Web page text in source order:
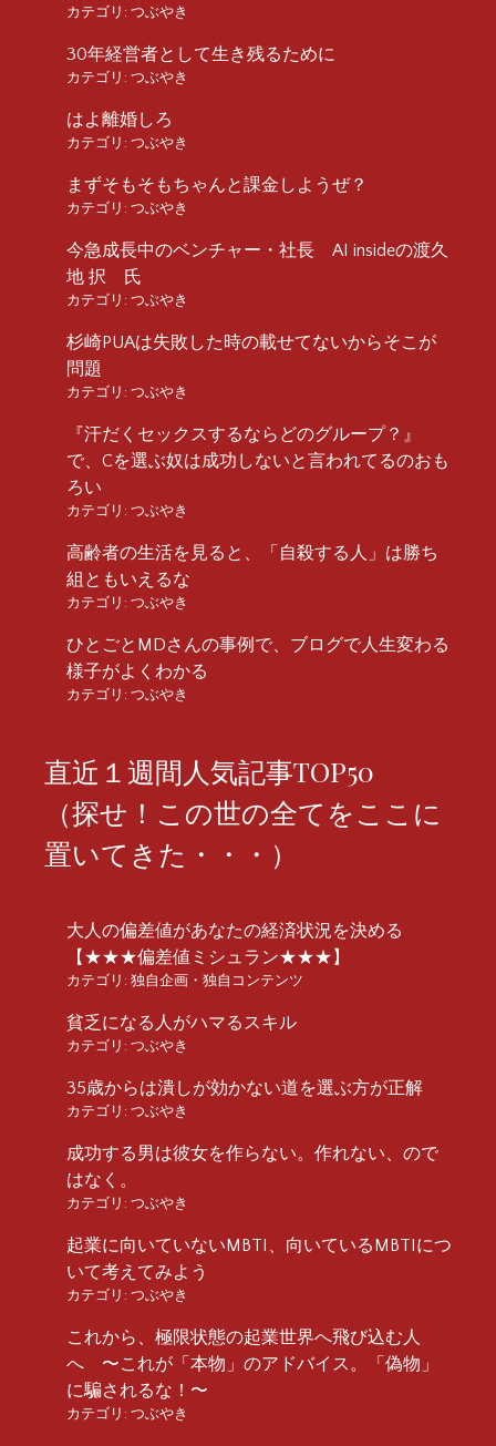
カテゴリ: つぶやき
30年経営者として生き残るために
カテゴリ: つぶやき
はよ離婚しろ
カテゴリ: つぶやき
まずそもそもちゃんと課金しようぜ？
カテゴリ: つぶやき
今急成長中のベンチャー・社長 AI insideの渡久
地 択 氏
カテゴリ: つぶやき
杉崎PUAは失敗した時の載せてないからそこが
問題
カテゴリ: つぶやき
『汗だくセックスするならどのグループ？』
で、Cを選ぶ奴は成功しないと言われてるのおも
ろい
カテゴリ: つぶやき
高齢者の生活を見ると、「自殺する人」は勝ち
組ともいえるな
カテゴリ: つぶやき
ひとごとMDさんの事例で、ブログで人生変わる
様子がよくわかる
カテゴリ: つぶやき
直近１週間人気記事TOP50
（探せ！この世の全てをここに
置いてきた・・・）
大人の偏差値があなたの経済状況を決める
【★★★偏差値ミシュラン★★★】
カテゴリ: 独自企画・独自コンテンツ
貧乏になる人がハマるスキル
カテゴリ: つぶやき
35歳からは潰しが効かない道を選ぶ方が正解
カテゴリ: つぶやき
成功する男は彼女を作らない。作れない、ので
はなく。
カテゴリ: つぶやき
起業に向いていないMBTI、向いているMBTIにつ
いて考えてみよう
カテゴリ: つぶやき
これから、極限状態の起業世界へ飛び込む人
へ 〜これが「本物」のアドバイス。「偽物」
に騙されるな！〜
カテゴリ: つぶやき